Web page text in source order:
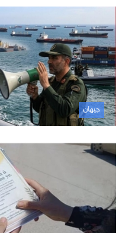
جیهان